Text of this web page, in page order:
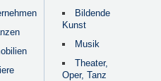
Bildende
Kunst
Musik
Theater,
Oper, Tanz